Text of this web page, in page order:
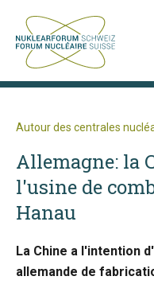
Autour des centrales
Allemagne: la
l'usine de
Hanau
La Chine a l'intention
allemande de